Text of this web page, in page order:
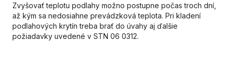
Zvyšovať teplotu podlahy možno postupne počas troch dní,
až kým sa nedosiahne prevádzková teplota. Pri kladení
podlahových krytín treba brať do úvahy aj ďalšie
požiadavky uvedené v STN 06 0312.